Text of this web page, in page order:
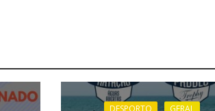
DESPORTO GERAL